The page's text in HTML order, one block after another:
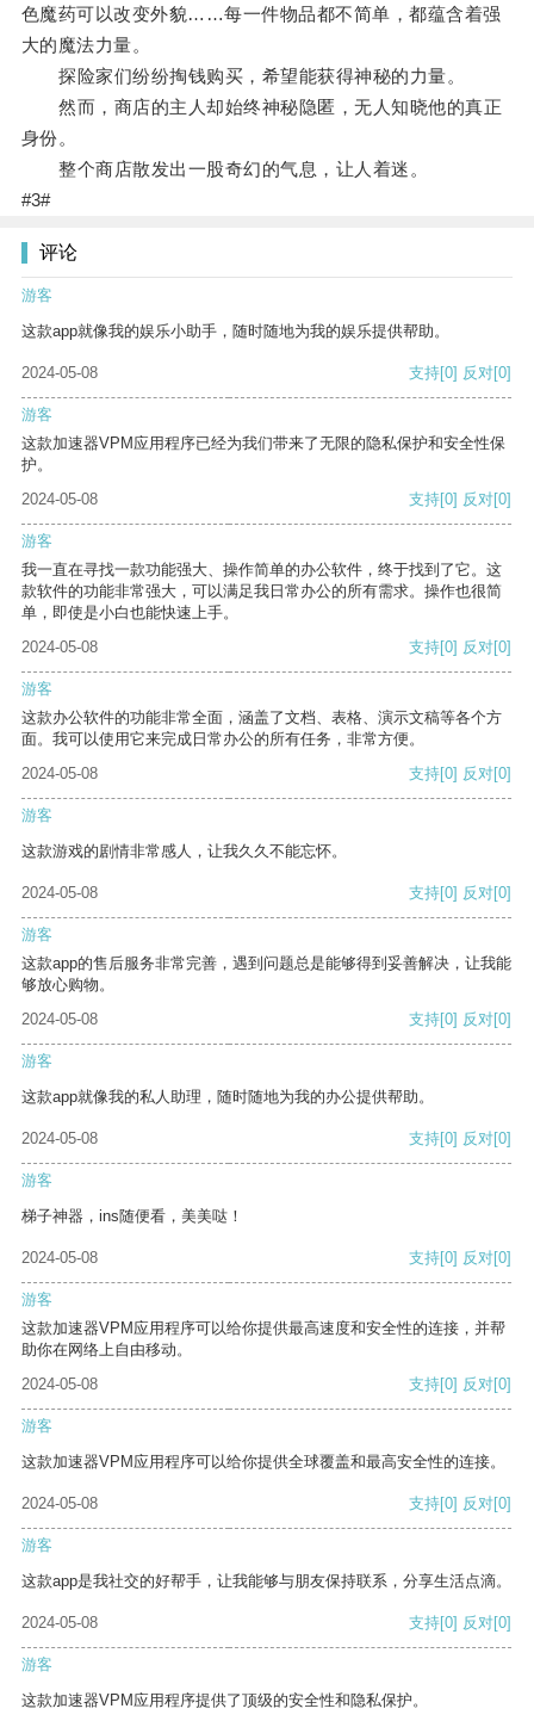
色魔药可以改变外貌……每一件物品都不简单，都蕴含着强
大的魔法力量。
探险家们纷纷掏钱购买，希望能获得神秘的力量。
然而，商店的主人却始终神秘隐匿，无人知晓他的真正
身份。
整个商店散发出一股奇幻的气息，让人着迷。
#3#
评论
游客
这款app就像我的娱乐小助手，随时随地为我的娱乐提供帮助。
2024-05-08 支持[0] 反对[0]
游客
这款加速器VPM应用程序已经为我们带来了无限的隐私保护和安全性保
护。
2024-05-08
支持[0] 反对[0]
游客
我一直在寻找一款功能强大、操作简单的办公软件，终于找到了它。这
款软件的功能非常强大，可以满足我日常办公的所有需求。操作也很简
单，即使是小白也能快速上手。
2024-05-08
支持[0] 反对[0]
游客
这款办公软件的功能非常全面，涵盖了文档、表格、演示文稿等各个方
面。我可以使用它来完成日常办公的所有任务，非常方便。
2024-05-08
支持[0] 反对[0]
游客
这款游戏的剧情非常感人，让我久久不能忘怀。
2024-05-08 支持[0] 反对[0]
游客
这款app的售后服务非常完善，遇到问题总是能够得到妥善解决，让我能
够放心购物。
2024-05-08
支持[0] 反对[0]
游客
这款app就像我的私人助理，随时随地为我的办公提供帮助。
2024-05-08 支持[0] 反对[0]
游客
梯子神器，ins随便看，美美哒！
2024-05-08 支持[0] 反对[0]
游客
这款加速器VPM应用程序可以给你提供最高速度和安全性的连接，并帮
助你在网络上自由移动。
2024-05-08
支持[0] 反对[0]
游客
这款加速器VPM应用程序可以给你提供全球覆盖和最高安全性的连接。
2024-05-08 支持[0] 反对[0]
游客
这款app是我社交的好帮手，让我能够与朋友保持联系，分享生活点滴。
2024-05-08 支持[0] 反对[0]
游客
这款加速器VPM应用程序提供了顶级的安全性和隐私保护。